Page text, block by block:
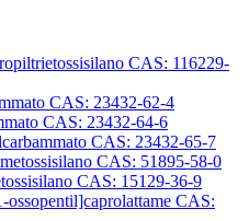
CAS: 116229-
CAS: 23432-62-4
CAS: 23432-64-6
CAS: 23432-65-7
CAS: 51895-58-0
CAS: 15129-36-9
CAS: